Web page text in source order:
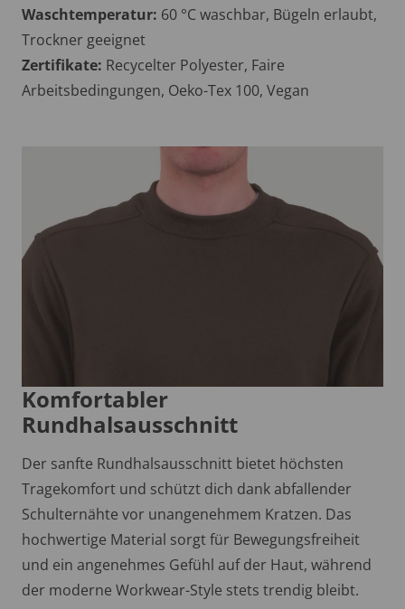
Waschtemperatur: 60 °C waschbar, Bügeln erlaubt,
Trockner geeignet
Zertifikate: Recycelter Polyester, Faire
Arbeitsbedingungen, Oeko-Tex 100, Vegan
Komfortabler
Rundhalsausschnitt
Der sanfte Rundhalsausschnitt bietet höchsten
Tragekomfort und schützt dich dank abfallender
Schulternähte vor unangenehmem Kratzen. Das
hochwertige Material sorgt für Bewegungsfreiheit
und ein angenehmes Gefühl auf der Haut, während
der moderne Workwear-Style stets trendig bleibt.